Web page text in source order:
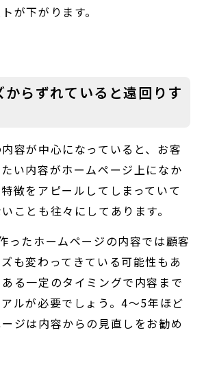
が下がります。
からずれていると遠回りす
容が中心になっていると、お客
い内容がホームページ上になか
徴をアピールしてしまっていて
ことも往々にしてあります。
ったホームページの内容では顧客
も変わってきている可能性もあ
る一定のタイミングで内容まで
ルが必要でしょう。4～5年ほど
ジは内容からの見直しをお勧め